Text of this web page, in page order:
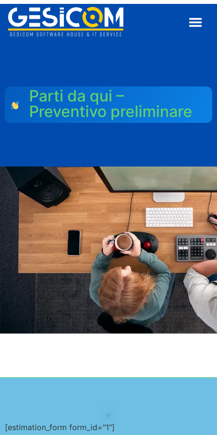
Parti da qui –
Preventivo preliminare
[estimation_form form_id="1"]